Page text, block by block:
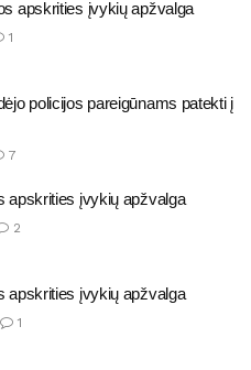
apskrities įvykių apžvalga
1
policijos pareigūnams patekti į
7
apskrities įvykių apžvalga
2
apskrities įvykių apžvalga
1